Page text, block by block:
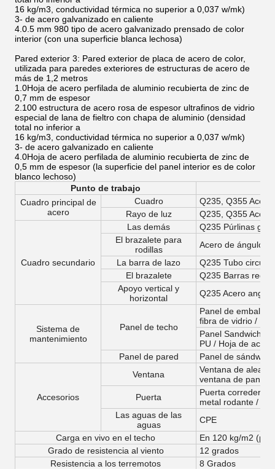
16 kg/m3, conductividad térmica no superior a 0,037 w/mk)
3- de acero galvanizado en caliente
4.0.5 mm 980 tipo de acero galvanizado prensado de color
interior (con una superficie blanca lechosa)
Pared exterior 3: Pared exterior de placa de acero de color,
utilizada para paredes exteriores de estructuras de acero de
más de 1,2 metros
1.0Hoja de acero perfilada de aluminio recubierta de zinc de
0,7 mm de espesor
2.100 estructura de acero rosa de espesor ultrafinos de vidrio
especial de lana de fieltro con chapa de aluminio (densidad
total no inferior a
16 kg/m3, conductividad térmica no superior a 0,037 w/mk)
3- de acero galvanizado en caliente
4.0Hoja de acero perfilada de aluminio recubierta de zinc de
0,5 mm de espesor (la superficie del panel interior es de color
blanco lechoso)
Punto de trabajo
Cuadro principal de
acero
Cuadro
Q235, Q355
Rayo de luz
Q235, Q355
Cuadro secundario
Las demás
Q235 Púrlinas
El brazalete para
rodillas
Acero de ángulo
La barra de lazo
Q235 Tubo
El brazalete
Q235 Barras
Apoyo vertical y
horizontal
Q235 Acero
Sistema de
mantenimiento
Panel de techo
Panel de
fibra de vidrio /
Panel Sandwich
PU / Hoja de acero
Panel de pared
Panel de
Accesorios
Ventana
Ventana de
ventana de panel
Puerta
Puerta corredera
metal rodante /
Las aguas de las
aguas
CPE
Carga en vivo en el techo
En 120 kg/m2
Grado de resistencia al viento
12 grados
Resistencia a los terremotos
8 Grados